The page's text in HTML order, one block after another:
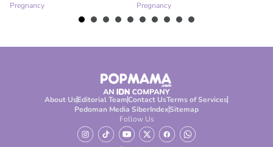
Pregnancy
Pregnancy
About UsEditorial TeamContact UsTerms of Services
Pedoman Media SiberIndexSitemap
Follow Us